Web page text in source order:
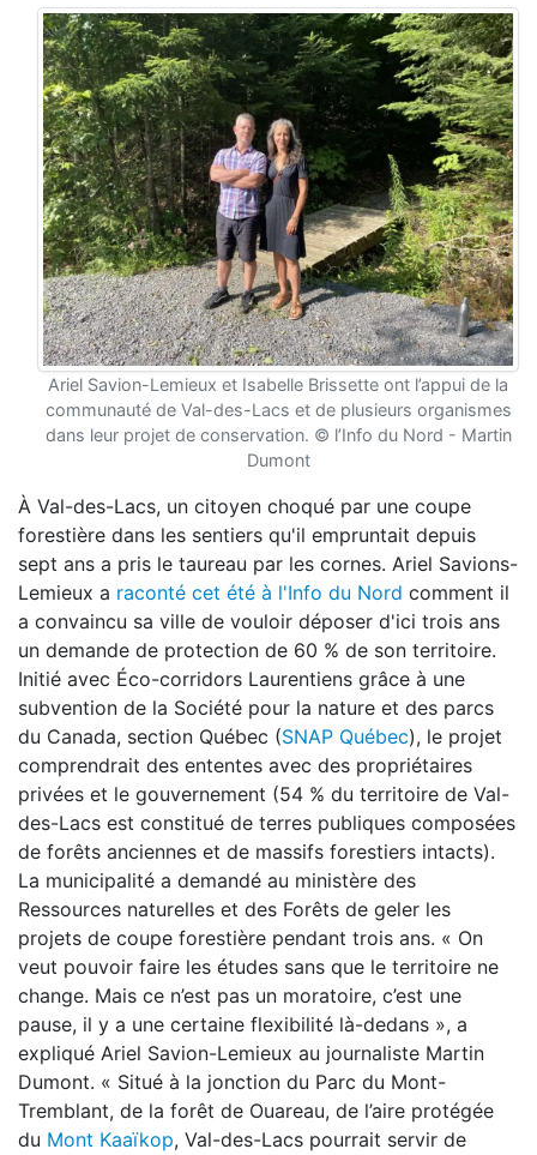
Ariel Savion-Lemieux et Isabelle Brissette ont l’appui de la
communauté de Val-des-Lacs et de plusieurs organismes
dans leur projet de conservation. © l’Info du Nord - Martin
Dumont
À Val-des-Lacs, un citoyen choqué par une coupe
forestière dans les sentiers qu'il empruntait depuis
sept ans a pris le taureau par les cornes. Ariel Savions-
Lemieux a raconté cet été à l'Info du Nord comment il
a convaincu sa ville de vouloir déposer d'ici trois ans
un demande de protection de 60 % de son territoire.
Initié avec Éco-corridors Laurentiens grâce à une
subvention de la Société pour la nature et des parcs
du Canada, section Québec (SNAP Québec), le projet
comprendrait des ententes avec des propriétaires
privées et le gouvernement (54 % du territoire de Val-
des-Lacs est constitué de terres publiques composées
de forêts anciennes et de massifs forestiers intacts).
La municipalité a demandé au ministère des
Ressources naturelles et des Forêts de geler les
projets de coupe forestière pendant trois ans. « On
veut pouvoir faire les études sans que le territoire ne
change. Mais ce n’est pas un moratoire, c’est une
pause, il y a une certaine flexibilité là-dedans », a
expliqué Ariel Savion-Lemieux au journaliste Martin
Dumont. « Situé à la jonction du Parc du Mont-
Tremblant, de la forêt de Ouareau, de l’aire protégée
du Mont Kaaïkop, Val-des-Lacs pourrait servir de